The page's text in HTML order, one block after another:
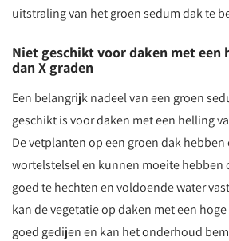
uitstraling van het groen sedum dak te
Niet geschikt voor daken met een
dan X graden
Een belangrijk nadeel van een groen
geschikt is voor daken met een helling
De vetplanten op een groen dak
wortelstelsel en kunnen moeite hebben
goed te hechten en voldoende water
kan de vegetatie op daken met een
goed gedijen en kan het onderhoud